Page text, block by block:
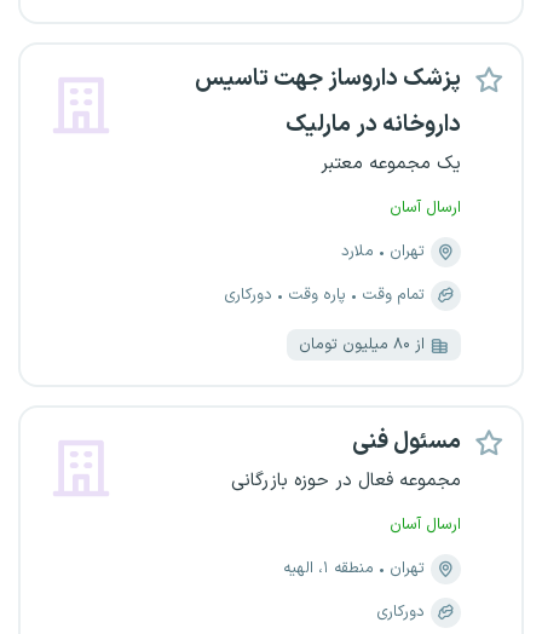
پزشک داروساز جهت تاسیس
داروخانه در مارلیک
یک مجموعه معتبر
ارسال آسان
تهران
ملارد
تمام وقت
پاره وقت دورکاری
از ۸۰ میلیون تومان
مسئول فنی
مجموعه فعال در حوزه بازرگانی
ارسال آسان
تهران
منطقه ۱، الهیه
دورکاری